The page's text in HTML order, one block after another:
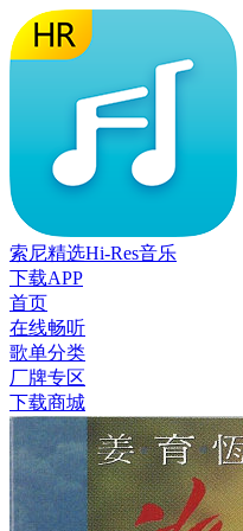
索尼精选Hi-Res音乐
下载APP
首页
在线畅听
歌单分类
厂牌专区
下载商城